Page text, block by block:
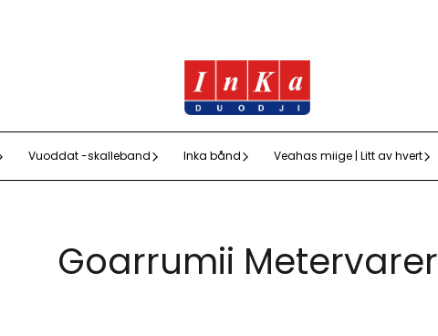
Vuoddat -skalleband Inka bånd Veahas miige | Litt av hvert
Goarrumii Metervarer